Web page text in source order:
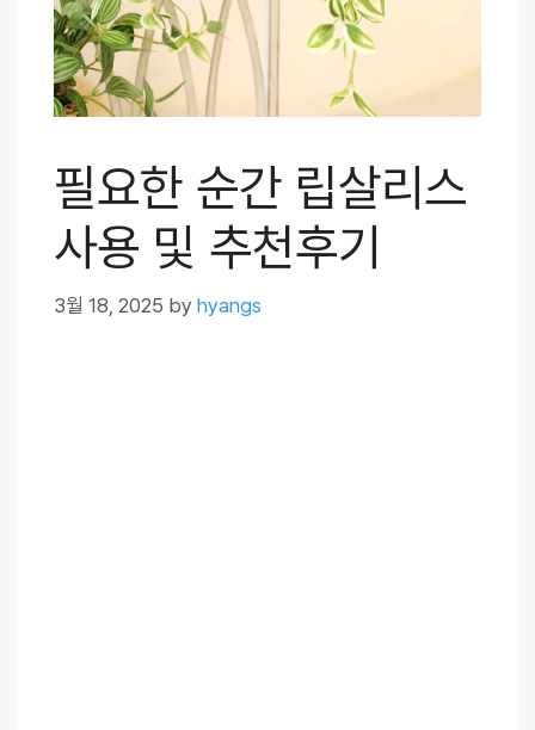
필요한 순간 립살리스
사용 및 추천후기
3월 18, 2025 by hyangs